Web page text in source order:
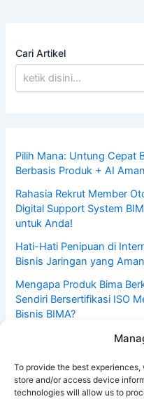
To provide the best
store and/or access device
technologies will allow us to
Cari Artikel
Pilih Mana: Untung Cepat
Berbasis Produk + AI
Rahasia Rekrut Member
Digital Support System
untuk Anda!
Hati-Hati Penipuan di
Bisnis Jaringan yang
Mengapa Produk Bima
Sendiri Bersertifikasi ISO
Bisnis BIMA?
Mahakarya Anak Bangsa:
dengan Standar ISO &